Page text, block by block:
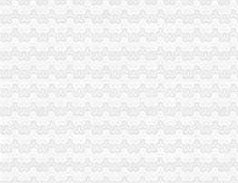
gkmm福利社肉图_美图福利社账号登录_美
福利社-@HR圈内招聘网,HR人自己的招聘网
福利社-百丽吧-天津消费生活专属社区-
业界福利社
zxfuli福利社电影-原创-高清-爱奇艺